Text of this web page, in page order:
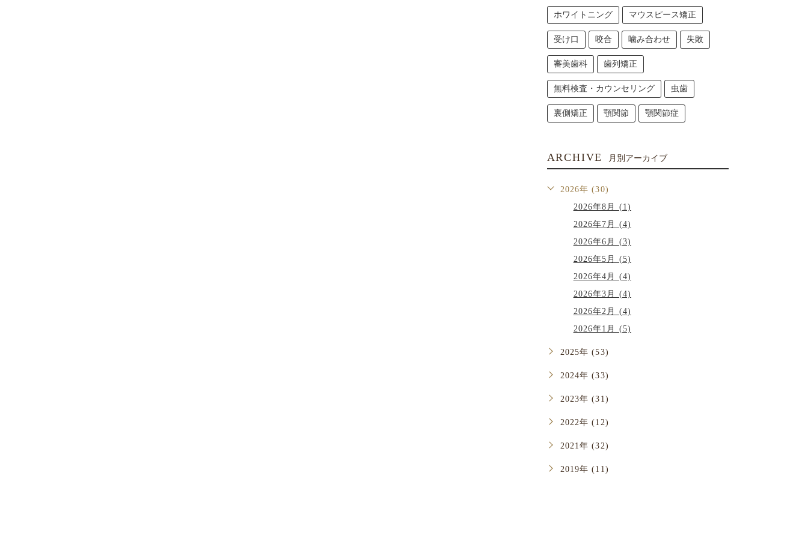
ホワイトニング マウスピース矯正
受け口 咬合 噛み合わせ 失敗
審美歯科 歯列矯正
無料検査・カウンセリング 虫歯
裏側矯正 顎関節 顎関節症
ARCHIVE 月別アーカイブ
2026年 (30)
2026年8月 (1)
2026年7月 (4)
2026年6月 (3)
2026年5月 (5)
2026年4月 (4)
2026年3月 (4)
2026年2月 (4)
2026年1月 (5)
2025年 (53)
2024年 (33)
2023年 (31)
2022年 (12)
2021年 (32)
2019年 (11)